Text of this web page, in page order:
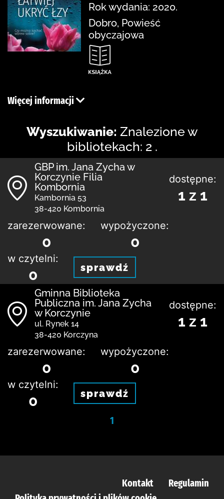
Rok wydania: 2020.
Dobro, Powieść
obyczajowa
Więcej informacji
Wyszukiwanie: Znalezione w
bibliotekach: 2 .
GBP im. Jana Zycha w
Korczynie Filia
Kombornia
Kambornia 53
38-420 Kombornia
dostępne:
1 z 1
zarezerwowane:
0
wypożyczone:
0
w czytelni:
0 sprawdź
Gminna Biblioteka
Publiczna im. Jana Zycha
w Korczynie
ul. Rynek 14
38-420 Korczyna
dostępne:
1 z 1
zarezerwowane:
0
wypożyczone:
0
w czytelni:
0 sprawdź
1
Kontakt
Regulamin